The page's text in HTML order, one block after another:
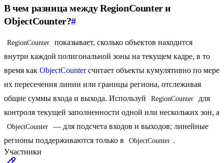
В чем разница между RegionCounter и
ObjectCounter?#
RegionCounter
показывает, сколько объектов находится
внутри каждой полигональной зоны на текущем кадре, в то
время как ObjectCounterсчитает объекты кумулятивно по мере
их пересечения линии или границы региона, отслеживая
общие суммы входа и выхода. Используй
RegionCounter
для
контроля текущей заполненности одной или нескольких зон, а
ObjectCounter
— для подсчета входов и выходов; линейные
регионы поддерживаются только в
ObjectCounter .
Участники